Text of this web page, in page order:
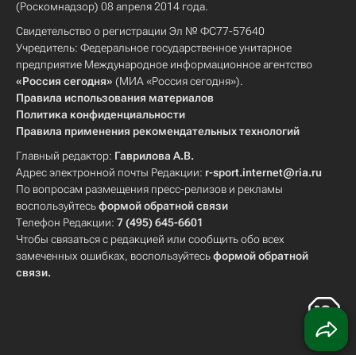
(Роскомнадзор) 08 апреля 2014 года.
Свидетельство о регистрации Эл № ФС77-57640
Учредитель: Федеральное государственное унитарное
предприятие Международное информационное агентство
«Россия сегодня» (МИА «Россия сегодня»).
Правила использования материалов
Политика конфиденциальности
Правила применения рекомендательных технологий
Главный редактор: Гаврилова А.В.
Адрес электронной почты Редакции: r-sport.internet@ria.ru
По вопросам размещения пресс-релизов и рекламы
воспользуйтесьформой обратной связи
Телефон Редакции: 7 (495) 645-6601
Чтобы связаться с редакцией или сообщить обо всех
замеченных ошибках, воспользуйтесьформой обратной
связи.